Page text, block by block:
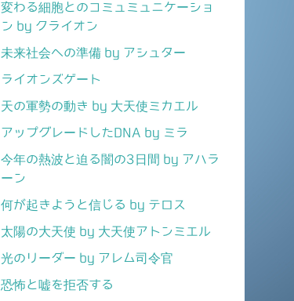
変わる細胞とのコミュミュニケーショ
ン by クライオン
未来社会への準備 by アシュター
ライオンズゲート
天の軍勢の動き by 大天使ミカエル
アップグレードしたDNA by ミラ
今年の熱波と迫る闇の3日間 by アハラ
ーン
何が起きようと信じる by テロス
太陽の大天使 by 大天使アトンミエル
光のリーダー by アレム司令官
恐怖と嘘を拒否する